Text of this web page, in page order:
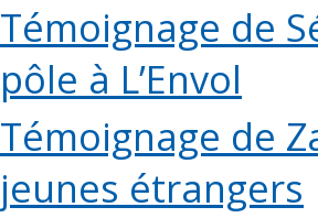
Témoignage de
pôle à L’Envol
Témoignage de
jeunes étrangers